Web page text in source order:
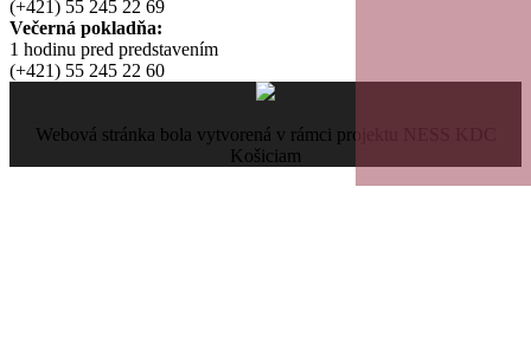
(+421) 55 245 22 69
Večerná pokladňa:
1 hodinu pred predstavením
(+421) 55 245 22 60
Webová stránka bola vytvorená v rámci projektu NESS KDC
Košiciam